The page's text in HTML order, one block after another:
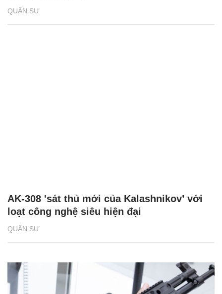
QUÂN SỰ
QUÂN SỰ
AK-308 'sát thủ mới của Kalashnikov’ với
loạt công nghệ siêu hiện đại